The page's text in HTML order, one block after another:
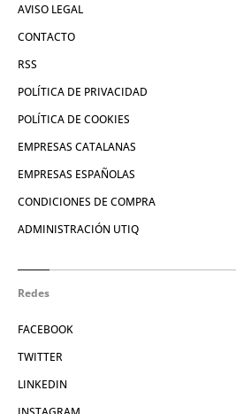
AVISO LEGAL
CONTACTO
RSS
POLÍTICA DE PRIVACIDAD
POLÍTICA DE COOKIES
EMPRESAS CATALANAS
EMPRESAS ESPAÑOLAS
CONDICIONES DE COMPRA
ADMINISTRACIÓN UTIQ
Redes
FACEBOOK
TWITTER
LINKEDIN